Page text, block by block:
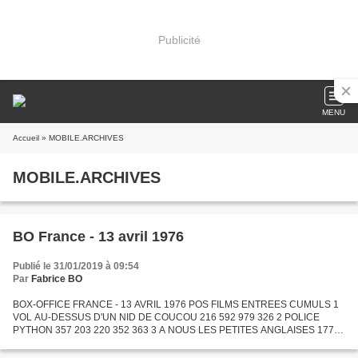
Publicité
MENU
Accueil » MOBILE.ARCHIVES
MOBILE.ARCHIVES
BO France - 13 avril 1976
Publié le 31/01/2019 à 09:54
Par Fabrice BO
BOX-OFFICE FRANCE - 13 AVRIL 1976 POS FILMS ENTREES CUMULS 1
VOL AU-DESSUS D'UN NID DE COUCOU 216 592 979 326 2 POLICE
PYTHON 357 203 220 352 363 3 A NOUS LES PETITES ANGLAISES 177
L'ALPAGUEUR 136...